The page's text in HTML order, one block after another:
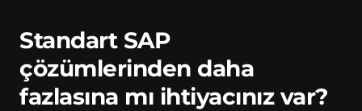
Standart SAP
çözümlerinden daha
fazlasına mı ihtiyacınız var?